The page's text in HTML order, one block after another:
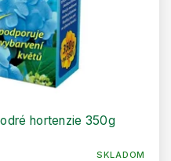
hortenzie 350g
SKLADOM